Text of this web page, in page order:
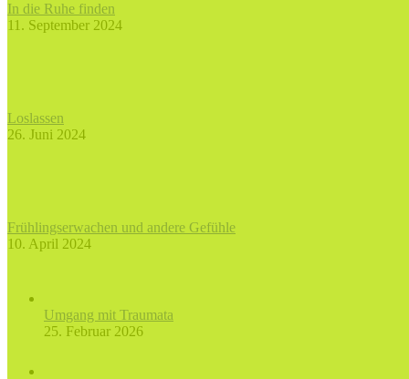
In die Ruhe finden
11. September 2024
Loslassen
26. Juni 2024
Frühlingserwachen und andere Gefühle
10. April 2024
Umgang mit Traumata
25. Februar 2026